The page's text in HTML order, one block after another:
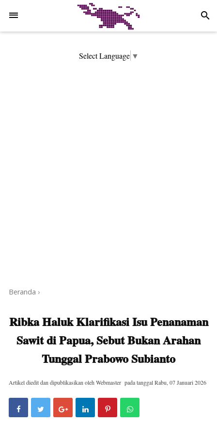
search
Select Language ▼
Beranda ›
Ribka Haluk Klarifikasi Isu Penanaman
Sawit di Papua, Sebut Bukan Arahan
Tunggal Prabowo Subianto
Artikel diedit dan dipublikasikan oleh Webmaster pada tanggalRabu, 07 Januari 2026